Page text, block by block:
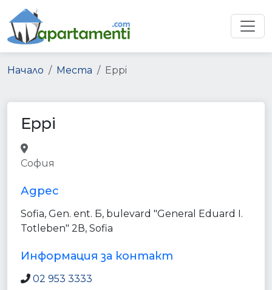
Начало Места Eppi
Eppi
София
Адрес
Sofia, Gen. ent. Б, bulevard "General Eduard I.
Totleben" 2В, Sofia
Информация за контакт
02 953 3333